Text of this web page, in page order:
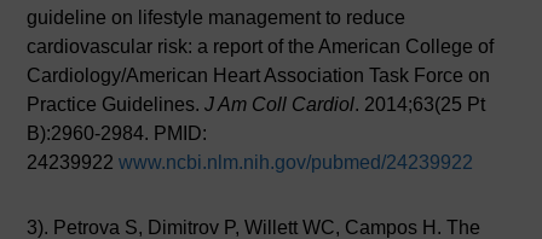
guideline on lifestyle management to reduce
cardiovascular risk: a report of the American College of
Cardiology/American Heart Association Task Force on
Practice Guidelines.J Am Coll Cardiol. 2014;63(25 Pt
B):2960-2984. PMID:
24239922www.ncbi.nlm.nih.gov/pubmed/24239922
3). Petrova S, Dimitrov P, Willett WC, Campos H. The